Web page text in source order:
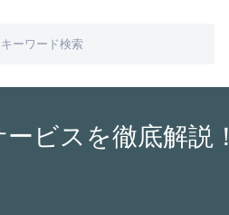
ビスを徹底解説！